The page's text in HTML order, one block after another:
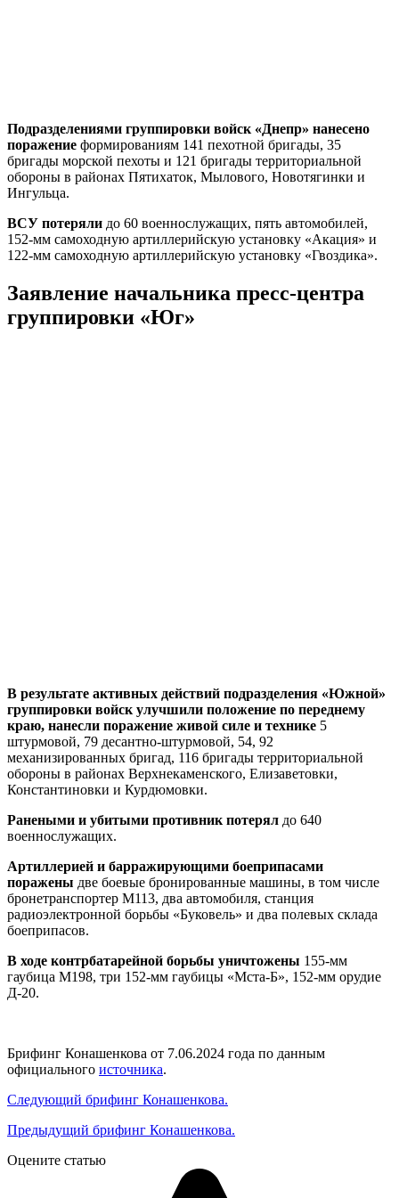
Подразделениями группировки войск «Днепр» нанесено
поражение формированиям 141 пехотной бригады, 35
бригады морской пехоты и 121 бригады территориальной
обороны в районах Пятихаток, Мылового, Новотягинки и
Ингульца.
ВСУ потеряли до 60 военнослужащих, пять автомобилей,
152-мм самоходную артиллерийскую установку «Акация» и
122-мм самоходную артиллерийскую установку «Гвоздика».
Заявление начальника пресс-центра
группировки «Юг»
В результате активных действий подразделения «Южной»
группировки войск улучшили положение по переднему
краю, нанесли поражение живой силе и технике 5
штурмовой, 79 десантно-штурмовой, 54, 92
механизированных бригад, 116 бригады территориальной
обороны в районах Верхнекаменского, Елизаветовки,
Константиновки и Курдюмовки.
Ранеными и убитыми противник потерял до 640
военнослужащих.
Артиллерией и барражирующими боеприпасами
поражены две боевые бронированные машины, в том числе
бронетранспортер М113, два автомобиля, станция
радиоэлектронной борьбы «Буковель» и два полевых склада
боеприпасов.
В ходе контрбатарейной борьбы уничтожены 155-мм
гаубица М198, три 152-мм гаубицы «Мста-Б», 152-мм орудие
Д-20.
Брифинг Конашенкова от 7.06.2024 года по данным
официального источника.
Следующий брифинг Конашенкова.
Предыдущий брифинг Конашенкова.
Оцените статью